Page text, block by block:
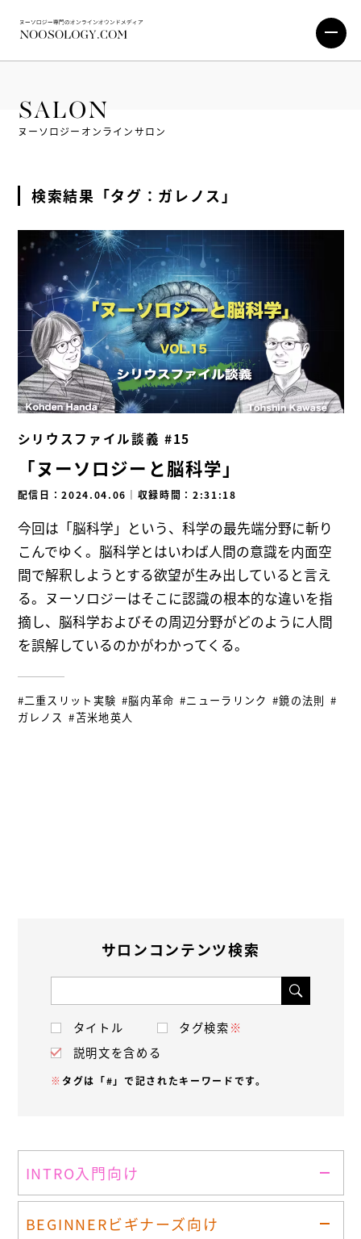
SALON
ヌーソロジーオンラインサロン
検索結果「タグ：ガレノス」
シリウスファイル談義 #15
「ヌーソロジーと脳科学」
配信日：2024.04.06 ｜ 収録時間：2:31:18
今回は「脳科学」という、科学の最先端分野に斬り
こんでゆく。脳科学とはいわば人間の意識を内面空
間で解釈しようとする欲望が生み出していると言え
る。ヌーソロジーはそこに認識の根本的な違いを指
摘し、脳科学およびその周辺分野がどのように人間
を誤解しているのかがわかってくる。
#二重スリット実験 #脳内革命 #ニューラリンク #鏡の法則 #
ガレノス #苫米地英人
サロンコンテンツ検索
タイトル タグ検索※
説明文を含める
※ タグは「#」で記されたキーワードです。
INTRO入門向け
BEGINNERビギナーズ向け